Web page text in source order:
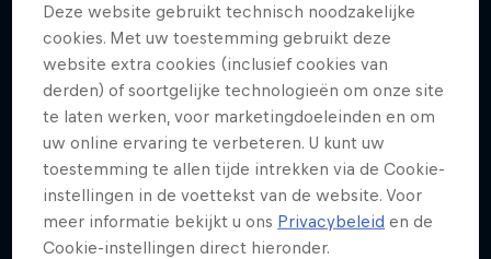
Deze website gebruikt technisch noodzakelijke
cookies. Met uw toestemming gebruikt deze
website extra cookies (inclusief cookies van
derden) of soortgelijke technologieën om onze site
te laten werken, voor marketingdoeleinden en om
uw online ervaring te verbeteren. U kunt uw
toestemming te allen tijde intrekken via de Cookie-
instellingen in de voettekst van de website. Voor
meer informatie bekijkt u ons Privacybeleid en de
Cookie-instellingen direct hieronder.